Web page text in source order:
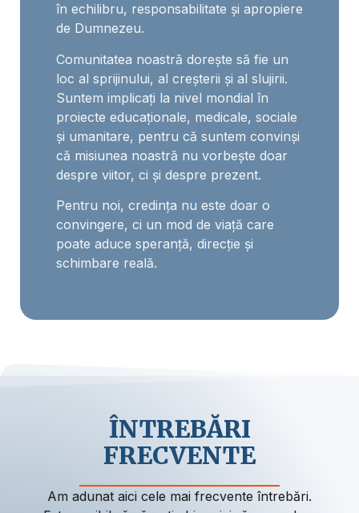
în echilibru, responsabilitate și apropiere
de Dumnezeu.
Comunitatea noastră dorește să fie un
loc al sprijinului, al creșterii și al slujirii.
Suntem implicați la nivel mondial în
proiecte educaționale, medicale, sociale
și umanitare, pentru că suntem convinși
că misiunea noastră nu vorbește doar
despre viitor, ci și despre prezent.
Pentru noi, credința nu este doar o
convingere, ci un mod de viață care
poate aduce speranță, direcție și
schimbare reală.
ÎNTREBĂRI
FRECVENTE
Am adunat aici cele mai frecvente întrebări.